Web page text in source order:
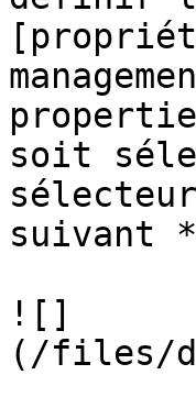
soit
suivant
![]
(/files/